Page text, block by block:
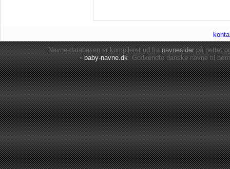
Navne-databasen er kompileret ud franavnesiderpå nettet
•baby-navne.dk: Godkendte danskenavne til børn